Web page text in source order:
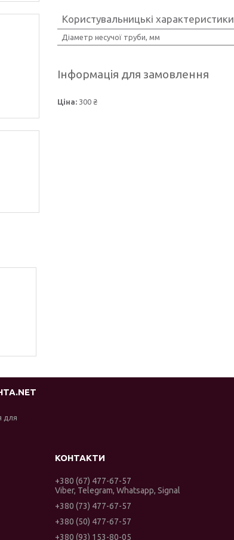
Користувальницькі характеристики
Діаметр несучої труби, мм
Інформація для замовлення
Ціна: 300 ₴
для
+380 (67) 477-67-57
Viber, Telegram, Whatsapp, Signal
+380 (73) 477-67-57
+380 (50) 477-67-57
+380 (93) 153-80-05